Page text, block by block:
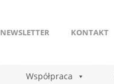
NEWSLETTER KONTAKT
Współpraca